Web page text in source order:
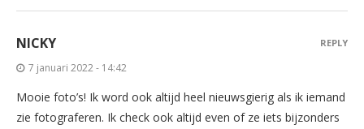
NICKY
7 januari 2022 - 14:42
Mooie foto’s! Ik word ook altijd heel nieuwsgierig als ik iemand
zie fotograferen. Ik check ook altijd even of ze iets bijzonders
REPLY